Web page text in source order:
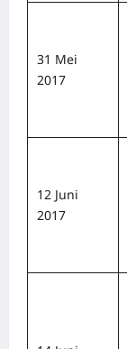
31 Mei
2017
12 Juni
2017